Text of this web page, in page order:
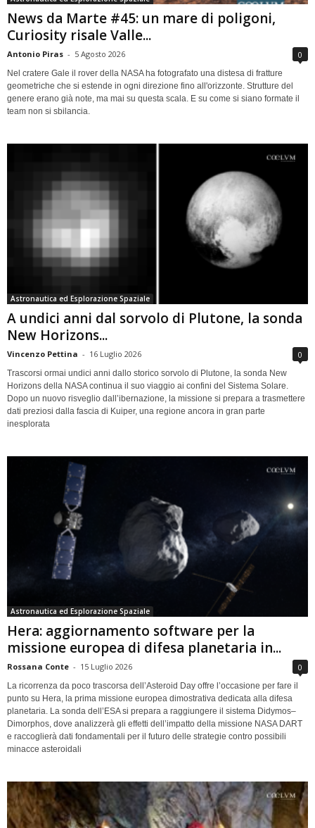
News da Marte #45: un mare di poligoni,
Curiosity risale Valle...
Antonio Piras - 5 Agosto 2026 0
Nel cratere Gale il rover della NASA ha fotografato una distesa di fratture
geometriche che si estende in ogni direzione fino all'orizzonte. Strutture del
genere erano già note, ma mai su questa scala. E su come si siano formate il
team non si sbilancia.
Astronautica ed Esplorazione Spaziale
A undici anni dal sorvolo di Plutone, la sonda
New Horizons...
Vincenzo Pettina - 16 Luglio 2026 0
Trascorsi ormai undici anni dallo storico sorvolo di Plutone, la sonda New
Horizons della NASA continua il suo viaggio ai confini del Sistema Solare.
Dopo un nuovo risveglio dall’ibernazione, la missione si prepara a trasmettere
dati preziosi dalla fascia di Kuiper, una regione ancora in gran parte
inesplorata
Astronautica ed Esplorazione Spaziale
Hera: aggiornamento software per la
missione europea di difesa planetaria in...
Rossana Conte - 15 Luglio 2026 0
La ricorrenza da poco trascorsa dell’Asteroid Day offre l’occasione per fare il
punto su Hera, la prima missione europea dimostrativa dedicata alla difesa
planetaria. La sonda dell’ESA si prepara a raggiungere il sistema Didymos–
Dimorphos, dove analizzerà gli effetti dell’impatto della missione NASA DART
e raccoglierà dati fondamentali per il futuro delle strategie contro possibili
minacce asteroidali